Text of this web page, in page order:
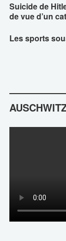
Suicide de
de vue d’un
Les sports